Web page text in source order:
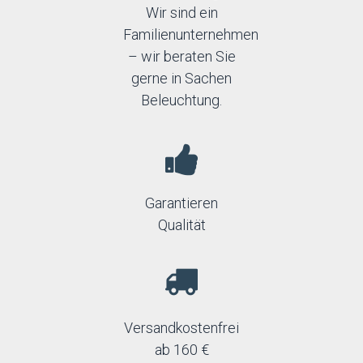
Wir sind ein
Familienunternehmen
– wir beraten Sie
gerne in Sachen
Beleuchtung.
Garantieren
Qualität
Versandkostenfrei
ab 160 €